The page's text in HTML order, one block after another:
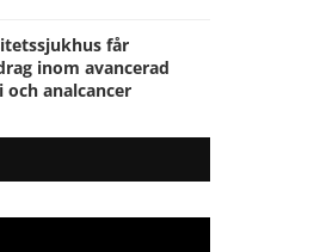
får
inom avancerad
analcancer